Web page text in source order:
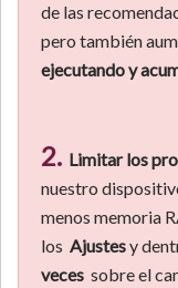
de las
pero también
ejecutando y
2. Limitar los
nuestro
menos memoria
los Ajustesy
veces sobre el